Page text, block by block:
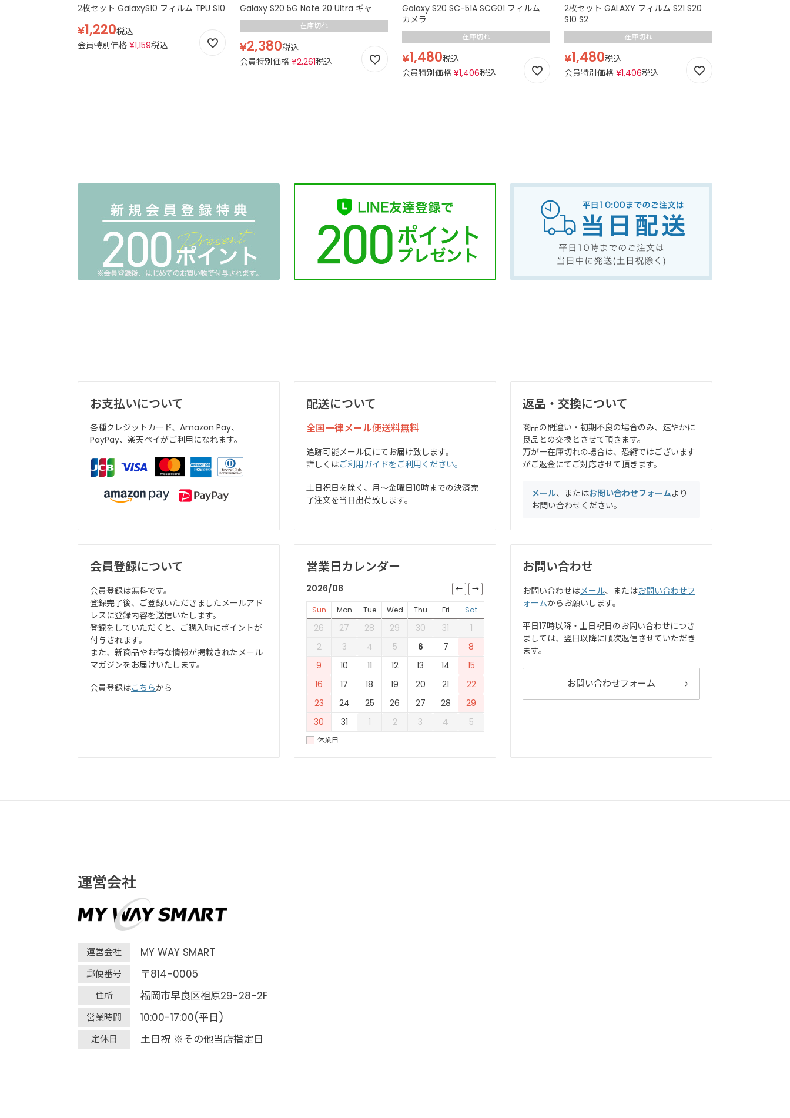
2枚セット GalaxyS10 フィルム TPU S10
¥1,220税込
会員特別価格 ¥1,159税込
Galaxy S20 5G Note 20 Ultra ギャ
在庫切れ
¥2,380税込
会員特別価格 ¥2,261税込
Galaxy S20 SC-51A SCG01 フィルム
カメラ
在庫切れ
¥1,480税込
会員特別価格 ¥1,406税込
2枚セット GALAXY フィルム S21 S20
S10 S2
在庫切れ
¥1,480税込
会員特別価格 ¥1,406税込
お支払いについて
各種クレジットカード、Amazon Pay、
PayPay、楽天ペイがご利用になれます。
配送について
全国一律メール便送料無料
追跡可能メール便にてお届け致します。
詳しくはご利用ガイドをご利用ください。
土日祝日を除く、月～金曜日10時までの決済完
了注文を当日出荷致します。
返品・交換について
商品の間違い・初期不良の場合のみ、速やかに
良品との交換とさせて頂きます。
万が一在庫切れの場合は、恐縮ではございます
がご返金にてご対応させて頂きます。
メール、またはお問い合わせフォームより
お問い合わせください。
会員登録について
会員登録は無料です。
登録完了後、ご登録いただきましたメールアド
レスに登録内容を送信いたします。
登録をしていただくと、ご購入時にポイントが
付与されます。
また、新商品やお得な情報が掲載されたメール
マガジンをお届けいたします。
会員登録はこちらから
営業日カレンダー
2026/08
Sun Mon Tue Wed Thu Fri Sat
26 27 28 29 30 31
1
2
3 4 5 6 7
8
9
10 11 12 13 14
15
16
17 18 19 20 21
22
23
24 25 26 27 28
29
30
31 1 2 3 4 5
休業日
お問い合わせ
お問い合わせはメール、またはお問い合わせフ
ォームからお願いします。
平日17時以降・土日祝日のお問い合わせにつき
ましては、翌日以降に順次返信させていただき
ます。
お問い合わせフォーム
運営会社
運営会社 MY WAY SMART
郵便番号 〒814-0005
住所 福岡市早良区祖原29-28-2F
営業時間 10:00-17:00(平日)
定休日 土日祝 ※その他当店指定日